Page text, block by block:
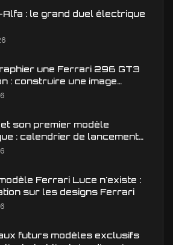
: le grand duel électrique
une Ferrari 296 GT3
: construire une image
qui raconte la course
son premier modèle
: calendrier de lancement
Ferrari Luce n'existe :
sur les designs Ferrari
futurs modèles exclusifs